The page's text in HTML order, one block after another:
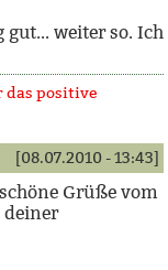
weiter so. Ich
das positive
[08.07.2010 - 13:43]
Grüße vom
deiner